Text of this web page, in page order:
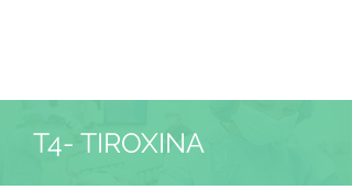
T4- TIROXINA